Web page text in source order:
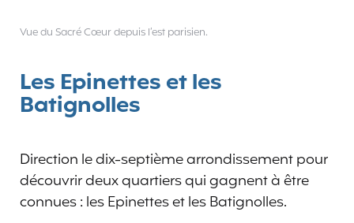
Vue du Sacré Cœur depuis l’est parisien.
Les Epinettes et les
Batignolles
Direction le dix-septième arrondissement pour
découvrir deux quartiers qui gagnent à être
connues : les Epinettes et les Batignolles.